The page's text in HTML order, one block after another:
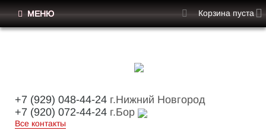
+7 (929) 048-44-24 г.Нижний Новгород
+7 (920) 072-44-24 г.Бор
Все контакты
МЕНЮ Корзина пуста